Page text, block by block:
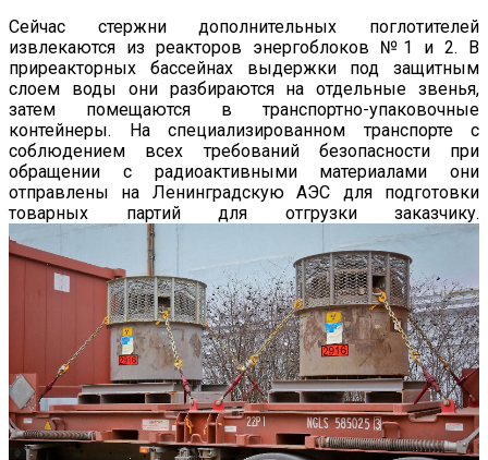
Сейчас стержни дополнительных поглотителей
извлекаются из реакторов энергоблоков №1 и 2. В
приреакторных бассейнах выдержки под защитным
слоем воды они разбираются на отдельные звенья,
затем помещаются в транспортно-упаковочные
контейнеры. На специализированном транспорте с
соблюдением всех требований безопасности при
обращении с радиоактивными материалами они
отправлены на Ленинградскую АЭС для подготовки
товарных партий для отгрузки заказчику.